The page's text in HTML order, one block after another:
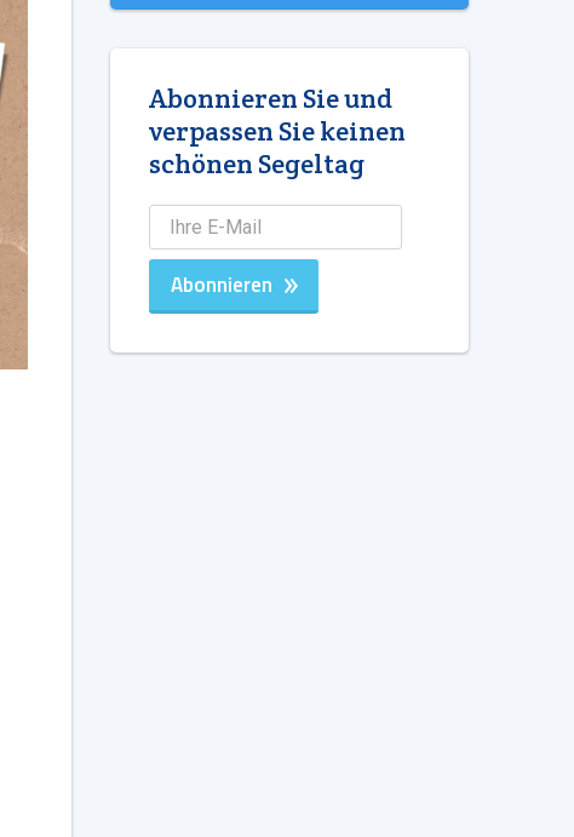
Abonnieren Sie und
verpassen Sie keinen
schönen Segeltag
Abonnieren